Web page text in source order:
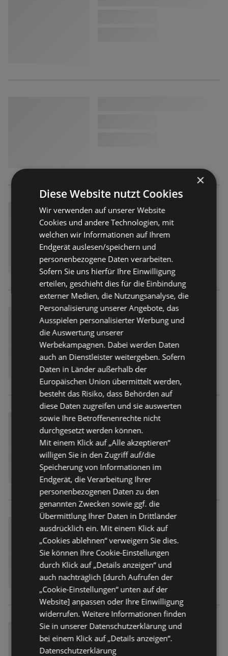
×
Diese Website nutzt Cookies
Wir verwenden auf unserer Website
Cookies und andere Technologien, mit
welchen wir Informationen auf Ihrem
Endgerät auslesen/speichern und
personenbezogene Daten verarbeiten.
Sofern Sie uns hierfür Ihre Einwilligung
erteilen, geschieht dies für die Einbindung
externer Medien, die Nutzungsanalyse, die
Personalisierung unserer Angebote, das
Ausspielen personalisierter Werbung und
die Auswertung unserer
Werbekampagnen. Dabei werden Daten
auch an Dienstleister weitergeben. Sofern
Daten in Länder außerhalb der
Europäischen Union übermittelt werden,
besteht das Risiko, dass Behörden auf
diese Daten zugreifen und sie auswerten
sowie Ihre Betroffenenrechte nicht
durchgesetzt werden können.
Mit einem Klick auf „Alle akzeptieren“
willigen Sie in den Zugriff auf/die
Speicherung von Informationen im
Endgerät, die Verarbeitung Ihrer
personenbezogenen Daten zu den
genannten Zwecken sowie ggf. die
Übermittlung Ihrer Daten in Drittländer
ausdrücklich ein. Mit einem Klick auf
„Cookies ablehnen“ verweigern Sie dies.
Sie können Ihre Cookie-Einstellungen
durch Klick auf „Details anzeigen“ und
auch nachträglich [durch Aufrufen der
„Cookie-Einstellungen“ unten auf der
Website] anpassen oder Ihre Einwilligung
widerrufen. Weitere Informationen finden
Sie in unserer Datenschutzerklärung und
bei einem Klick auf „Details anzeigen“.
Datenschutzerklärung